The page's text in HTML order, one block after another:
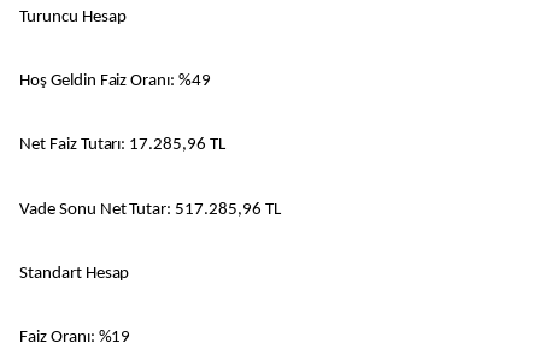
Turuncu Hesap
Hoş Geldin Faiz Oranı: %49
Net Faiz Tutarı: 17.285,96 TL
Vade Sonu Net Tutar: 517.285,96 TL
Standart Hesap
Faiz Oranı: %19